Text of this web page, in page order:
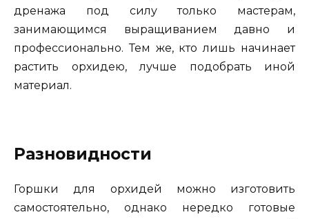
дренажа под силу только мастерам,
занимающимся выращиванием давно и
профессионально. Тем же, кто лишь начинает
растить орхидею, лучше подобрать иной
материал.
Разновидности
Горшки для орхидей можно изготовить
самостоятельно, однако нередко готовые